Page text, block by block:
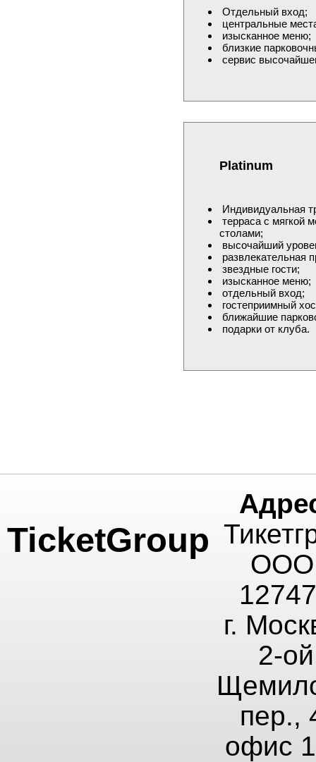
Отдельный вход;
центральные
изысканное меню;
близкие
сервис
Platinum
Индивидуальная
терраса с мягкой
столами;
высочайший
развлекательная
звездные гости;
изысканное меню;
отдельный вход;
гостеприимный
ближайшие
подарки от клуба.
TicketGroup
г.
2-ой
пер.,
офис